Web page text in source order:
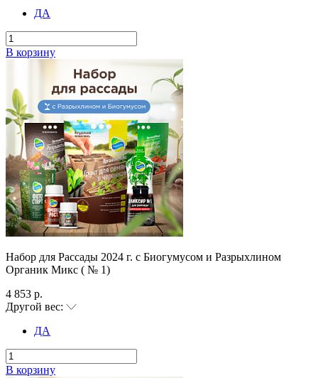
ДА
В корзину
Набор для Рассады 2024 г. с Биогумусом и Разрыхлином
Органик Микс ( № 1)
4 853 р.
Другой вес:
ДА
В корзину